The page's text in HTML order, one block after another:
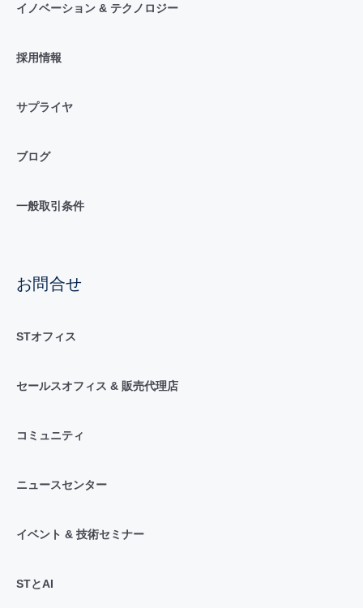
イノベーション & テクノロジー
採用情報
サプライヤ
ブログ
一般取引条件
お問合せ
STオフィス
セールスオフィス & 販売代理店
コミュニティ
ニュースセンター
イベント & 技術セミナー
STとAI